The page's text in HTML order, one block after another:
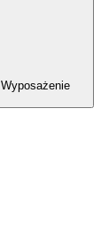
Wyposażenie